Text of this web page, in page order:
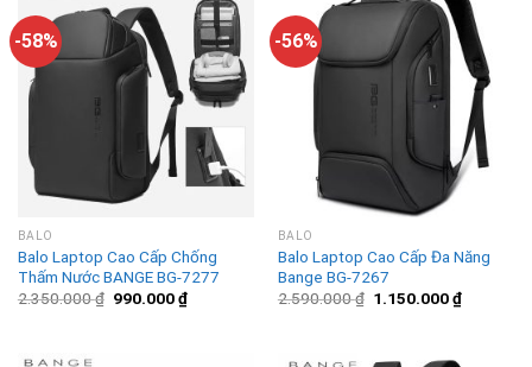
-58%
BALO
Balo Laptop Cao Cấp Chống
Thấm Nước BANGE BG-7277
2.350.000₫ 990.000₫
-56%
BALO
Balo Laptop Cao Cấp Đa Năng
Bange BG-7267
2.590.000₫ 1.150.000₫